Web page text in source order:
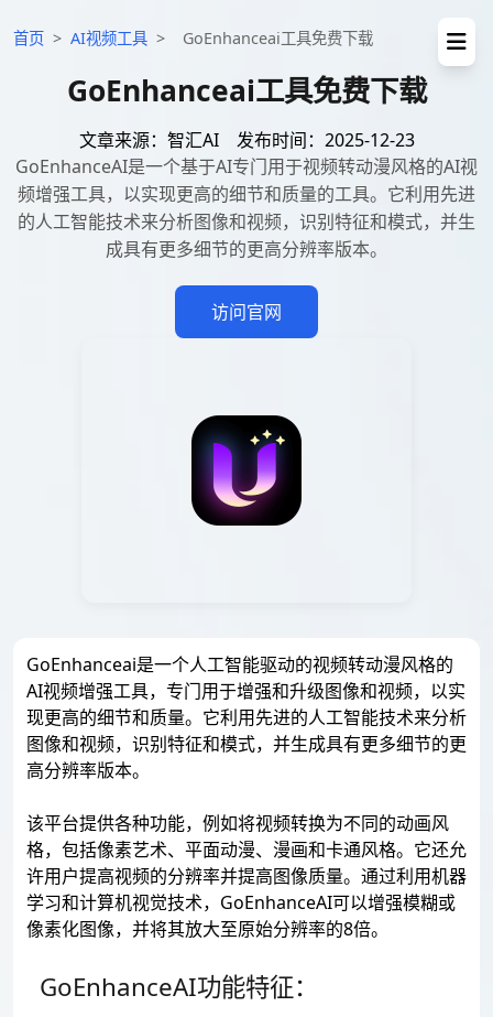
首页 > AI视频工具 > GoEnhanceai工具免费下载
GoEnhanceai工具免费下载
文章来源：智汇AI
发布时间：2025-12-23
GoEnhanceAI是一个基于AI专门用于视频转动漫风格的AI视
频增强工具，以实现更高的细节和质量的工具。它利用先进
的人工智能技术来分析图像和视频，识别特征和模式，并生
成具有更多细节的更高分辨率版本。
访问官网
GoEnhanceai是一个人工智能驱动的视频转动漫风格的
AI视频增强工具，专门用于增强和升级图像和视频，以实
现更高的细节和质量。它利用先进的人工智能技术来分析
图像和视频，识别特征和模式，并生成具有更多细节的更
高分辨率版本。
该平台提供各种功能，例如将视频转换为不同的动画风
格，包括像素艺术、平面动漫、漫画和卡通风格。它还允
许用户提高视频的分辨率并提高图像质量。通过利用机器
学习和计算机视觉技术，GoEnhanceAI可以增强模糊或
像素化图像，并将其放大至原始分辨率的8倍。
GoEnhanceAI功能特征：